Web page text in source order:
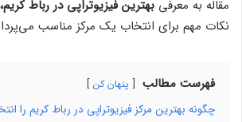
مقاله به معرفی بهترین فیزیوتراپی در رباط کریم،
نکات مهم برای انتخاب یک مرکز مناسب
فهرست مطالب پنهان کن
چگونه بهترین مرکز فیزیوتراپی در رباط کریم را